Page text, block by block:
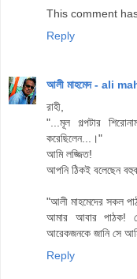
This comment
Reply
আলী মাহমেদ - ali
রাহী,
"...মূল গল্পটার
করেছিলেন...।"
আমি লজ্জিত!
আপনি ঠিকই বলেছেন
"আলী মাহমেদের সকল
আমার আবার পাঠক!
আরেকজনকে জানি সে
Reply